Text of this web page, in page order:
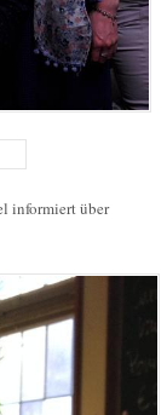
informiert über